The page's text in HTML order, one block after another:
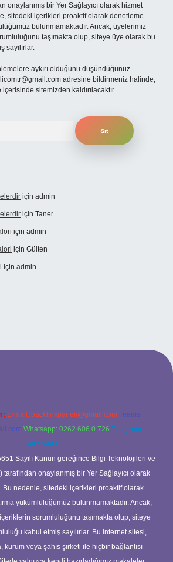
onaylanmış bir Yer Sağlayıcı olarak hizmet
sitedeki içerikleri proaktif olarak denetleme
bulunmamaktadır. Ancak, üyelerimiz
taşımakta olup, siteye üye olarak bu
sayılırlar.
aykırı olduğunu düşündüğünüz
adresine bildirmeniz halinde,
sitemizden kaldırılacaktır.
için admin
için Taner
için admin
için Gülten
için admin
E-mail: backlinkpaneli@gmail.com Teams:
Whatsapp: 0262 606 0 726 Telegram:
@karabul
Sayılı Kanun gereğince Bilgi Teknolojileri ve
tarafından onaylanmış bir Yer Sağlayıcı olarak
Bu nedenle, sitedeki içerikleri proaktif olarak
yükümlülüğümüz bulunmamaktadır. Ancak,
sorumluluğunu taşımakta olup, siteye
kabul etmiş sayılırlar. Bu internet sitesi,
kurum veya şahıs şirketi ile hiçbir bağlantısı